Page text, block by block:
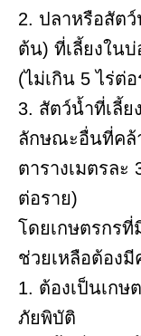
2. ปลาหรือสัต
ต้น) ที่เลี้ยงในบ่
(ไม่เกิน 5 ไร่ต่อ
3. สัตว์น้ำที่เลี้
ลักษณะอื่นที่คล้
ตารางเมตรละ
ต่อราย)
โดยเกษตรกรที่
ช่วยเหลือต้อง
1. ต้องเป็นเกษ
ภัยพิบัติ